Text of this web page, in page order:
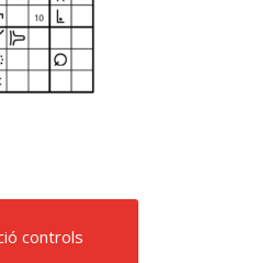
controls